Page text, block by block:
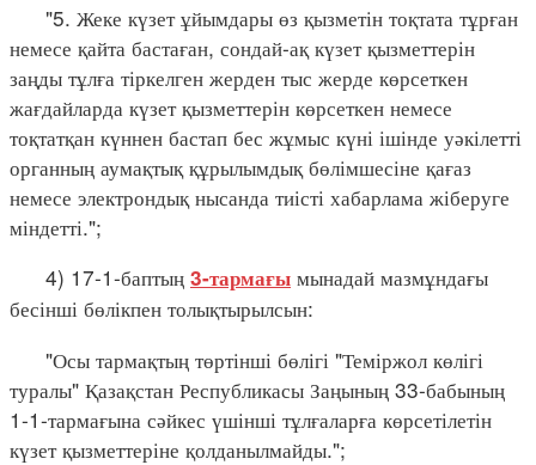
"5. Жеке күзет ұйымдары өз қызметін тоқтата тұрған
немесе қайта бастаған, сондай-ақ күзет қызметтерін
заңды тұлға тіркелген жерден тыс жерде көрсеткен
жағдайларда күзет қызметтерін көрсеткен немесе
тоқтатқан күннен бастап бес жұмыс күні ішінде уәкілетті
органның аумақтық құрылымдық бөлімшесіне қағаз
немесе электрондық нысанда тиісті хабарлама жіберуге
міндетті.";
4) 17-1-баптың 3-тармағы мынадай мазмұндағы
бесінші бөлікпен толықтырылсын:
"Осы тармақтың төртінші бөлігі "Теміржол көлігі
туралы" Қазақстан Республикасы Заңының 33-бабының
1-1-тармағына сәйкес үшінші тұлғаларға көрсетілетін
күзет қызметтеріне қолданылмайды.";